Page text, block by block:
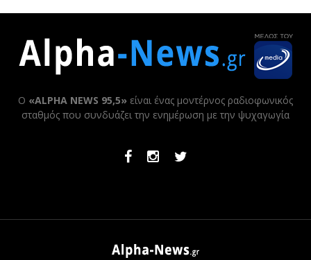
Ο «ALPHA NEWS 95,5» είναι ένας μοντέρνος ραδιοφωνικός
σταθμός που συνδυάζει την ενημέρωση με την ψυχαγωγία
FacebookInstagramTwitter